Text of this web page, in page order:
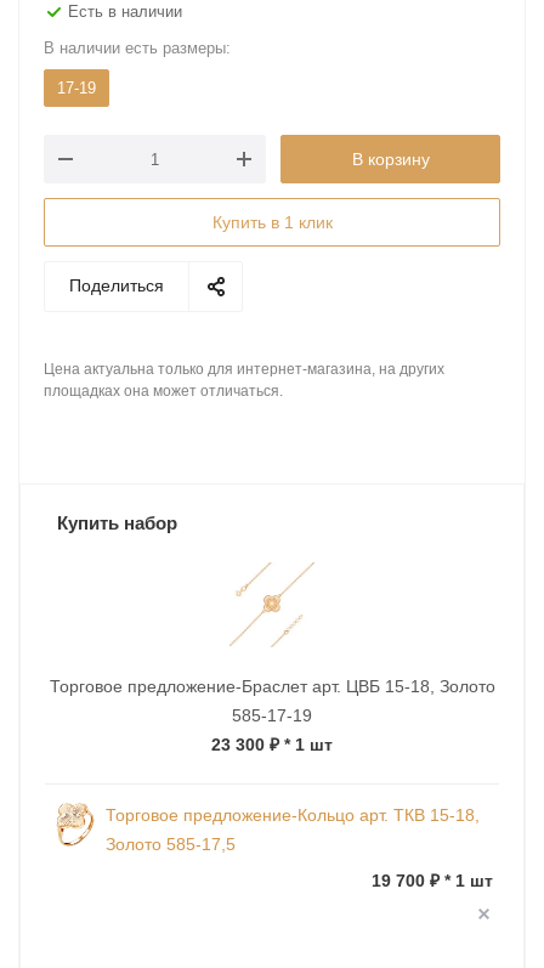
Есть в наличии
В наличии есть размеры:
17-19
В корзину
Купить в 1 клик
Поделиться
Цена актуальна только для интернет-магазина, на других
площадках она может отличаться.
Купить набор
Торговое предложение-Браслет арт. ЦВБ 15-18, Золото
585-17-19
23 300 ₽* 1 шт
Торговое предложение-Кольцо арт. ТКВ 15-18,
Золото 585-17,5
19 700 ₽ * 1 шт